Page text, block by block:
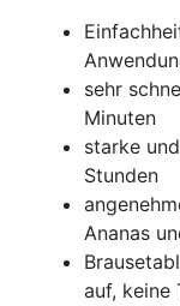
sehr
Minuten
starke
Stunden
Ananas
auf, keine